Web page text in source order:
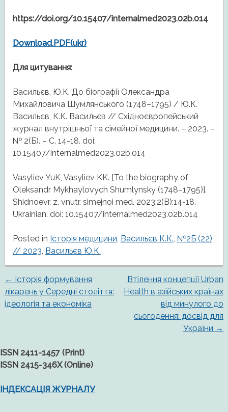
https://doi.org/10.15407/internalmed2023.02b.014
Download.PDF(ukr)
Для цитування:
Васильєв, Ю.К. До біографії Олександра
Михайловича Шумлянського (1748–1795) / Ю.К.
Васильєв, К.К. Васильєв // Східноєвропейський
журнал внутрішньої та сімейної медицини. – 2023. –
№ 2(Б). – С. 14-18. doi:
10.15407/internalmed2023.02b.014
Vasyliev YuK, Vasyliev KK. [To the biography of
Oleksandr Mykhaylovych Shumlynsky (1748–1795)].
Shidnoevr. z. vnutr. simejnoi med. 2023;2(B):14-18.
Ukrainian. doi: 10.15407/internalmed2023.02b.014
Posted in Історія медицини, Васильєв К.К., №2Б (22)
// 2023, Васильєв Ю.К.
Post
navigation
← Історія формування
лікарень у Середні століття:
ідеологія та економіка
Втілення концепції Urban
Health в азійських країнах
від минулого до
сьогодення: досвід для
України →
ISSN 2411-1457 (Print)
ISSN 2415-346X (Online)
ІНДЕКСАЦІЯ ЖУРНАЛУ